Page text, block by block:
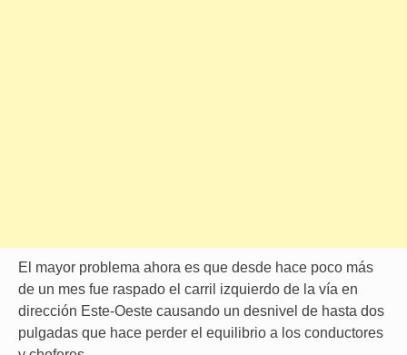
El mayor problema ahora es que desde hace poco más
de un mes fue raspado el carril izquierdo de la vía en
dirección Este-Oeste causando un desnivel de hasta dos
pulgadas que hace perder el equilibrio a los conductores